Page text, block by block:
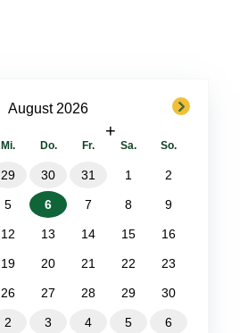
August 2026
+
next
Mi. Do. Fr. Sa. So.
29 30 31 1 2
5 6 7 8 9
12 13 14 15 16
19 20 21 22 23
26 27 28 29 30
2 3 4 5 6